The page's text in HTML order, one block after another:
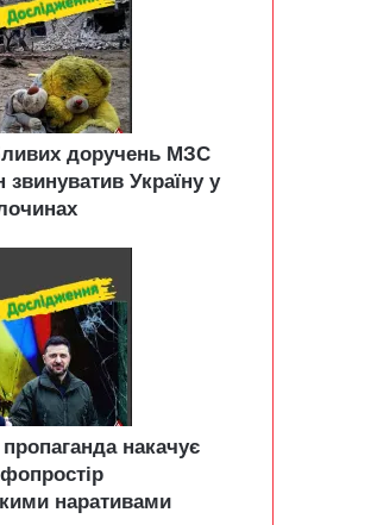
доручень МЗС
Україну у
накачує
наративами